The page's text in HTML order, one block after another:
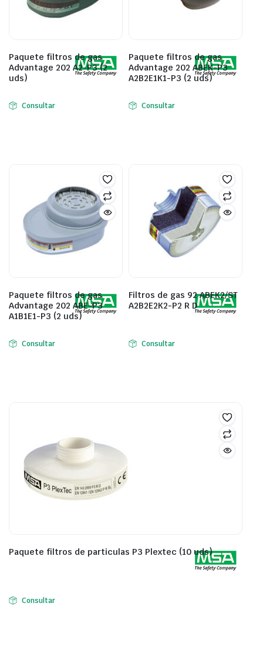
Paquete filtros de gas
Advantage 202 A2-P3 (2
uds)
Consultar
Paquete filtros de gas
Advantage 202 ABEK-P3
A2B2E1K1-P3 (2 uds)
Consultar
Paquete filtros de gas
Advantage 202 ABE-P3
A1B1E1-P3 (2 uds)
Consultar
Filtros de gas 92 ABEK2/ST
A2B2E2K2-P2 R D
Consultar
Paquete filtros de particulas P3 Plextec (10 uds)
Consultar